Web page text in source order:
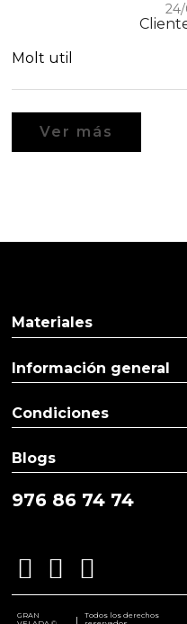
Molt util
Ver más
976 86 74 74
Materiales
Información general
Condiciones
Blogs
GRAN
|
Todos los derechos